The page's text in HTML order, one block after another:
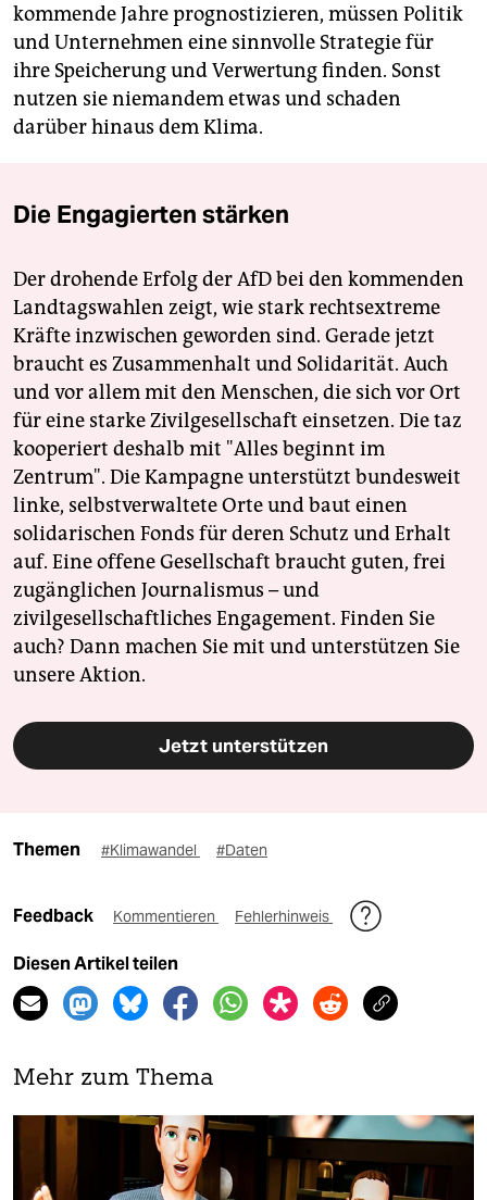
kommende Jahre prognostizieren, müssen Politik
und Unternehmen eine sinnvolle Strategie für
ihre Speicherung und Verwertung finden. Sonst
nutzen sie niemandem etwas und schaden
darüber hinaus dem Klima.
Die Engagierten stärken
Der drohende Erfolg der AfD bei den kommenden
Landtagswahlen zeigt, wie stark rechtsextreme
Kräfte inzwischen geworden sind. Gerade jetzt
braucht es Zusammenhalt und Solidarität. Auch
und vor allem mit den Menschen, die sich vor Ort
für eine starke Zivilgesellschaft einsetzen. Die taz
kooperiert deshalb mit "Alles beginnt im
Zentrum". Die Kampagne unterstützt bundesweit
linke, selbstverwaltete Orte und baut einen
solidarischen Fonds für deren Schutz und Erhalt
auf. Eine offene Gesellschaft braucht guten, frei
zugänglichen Journalismus – und
zivilgesellschaftliches Engagement. Finden Sie
auch? Dann machen Sie mit und unterstützen Sie
unsere Aktion.
Jetzt unterstützen
Themen #Klimawandel #Daten
Feedback Kommentieren Fehlerhinweis
Diesen Artikel teilen
Mehr zum Thema